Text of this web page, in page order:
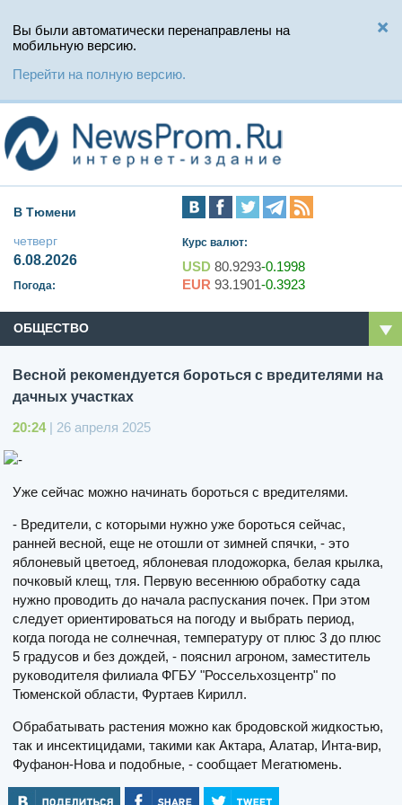
Вы были автоматически перенаправлены на
мобильную версию.
Перейти на полную версию.
В Тюмени
четверг
6.08.2026
Погода:
Курс валют:
USD 80.9293-0.1998
EUR 93.1901-0.3923
ОБЩЕСТВО
Весной рекомендуется бороться с вредителями на
дачных участках
20:24| 26 апреля 2025
Уже сейчас можно начинать бороться с вредителями.
- Вредители, с которыми нужно уже бороться сейчас,
ранней весной, еще не отошли от зимней спячки, - это
яблоневый цветоед, яблоневая плодожорка, белая крылка,
почковый клещ, тля. Первую весеннюю обработку сада
нужно проводить до начала распускания почек. При этом
следует ориентироваться на погоду и выбрать период,
когда погода не солнечная, температуру от плюс 3 до плюс
5 градусов и без дождей, - пояснил агроном, заместитель
руководителя филиала ФГБУ "Россельхозцентр" по
Тюменской области, Фуртаев Кирилл.
Обрабатывать растения можно как бродовской жидкостью,
так и инсектицидами, такими как Актара, Алатар, Инта-вир,
Фуфанон-Нова и подобные, - сообщает Мегатюмень.